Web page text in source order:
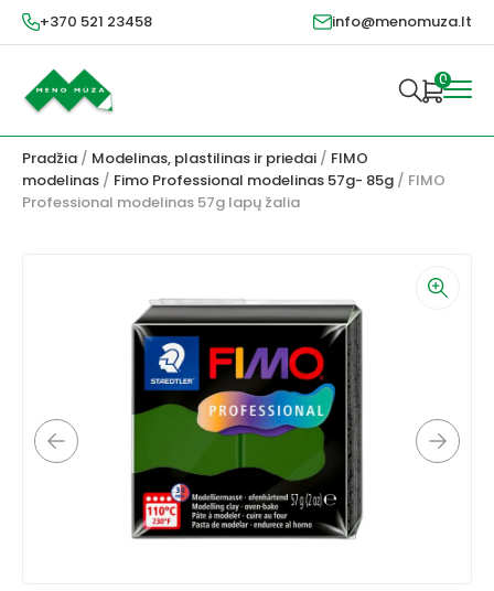
+370 521 23458 info@menomuza.lt
0
Pradžia / Modelinas, plastilinas ir priedai / FIMO
modelinas / Fimo Professional modelinas 57g- 85g / FIMO
Professional modelinas 57g lapų žalia